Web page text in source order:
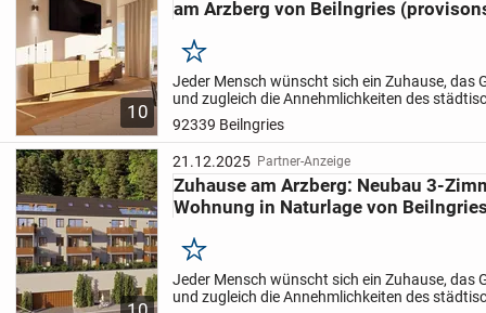
10
am Arzberg von Beilngries
Merken
Jeder Mensch wünscht sich ein Zuhause, das
und zugleich die Annehmlichkeiten des
zugänglich macht.
ARZBERG in Beilngries...
92339 Beilngries
21.12.2025 Partner-Anzeige
Zuhause am Arzberg: Neubau 3-
Wohnung in Naturlage von
Merken
Jeder Mensch wünscht sich ein Zuhause, das
und zugleich die Annehmlichkeiten des